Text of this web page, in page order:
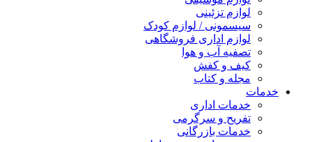
لوازم تزئینی
سیسمونی / لوازم کودک
لوازم اداری فروشگاهی
تصفیه آب و هوا
کیف و کفش
مجله و کتاب
خدمات
خدمات اداری
تفریح و سرگرمی
خدمات بازرگانی